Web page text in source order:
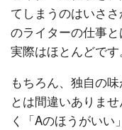
てしまうのはいさ
のライターの仕事
実際はほとんどです
もちろん、独自の
とは間違いありま
く「Aのほうがいい